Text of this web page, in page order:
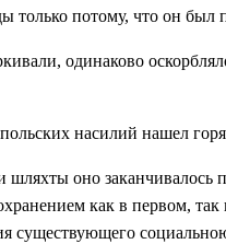
только потому, что он был
одинаково
насилий нашел
оно
как в первом, так
существующего